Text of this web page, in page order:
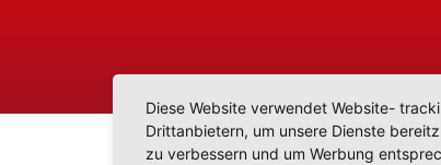
Diese Website verwendet Website-
Drittanbietern, um unsere Dienste
zu verbessern und um Werbung